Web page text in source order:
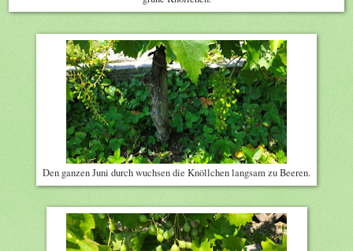
Den ganzen Juni durch wuchsen die Knöllchen langsam zu Beeren.